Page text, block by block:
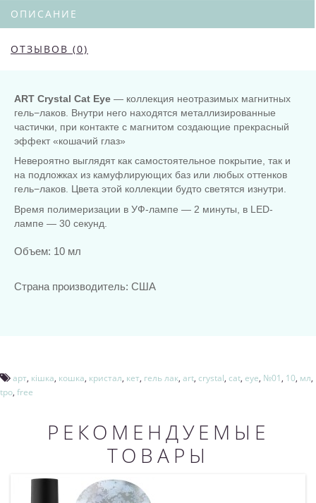
ОПИСАНИЕ
ОТЗЫВОВ (0)
ART Crystal Cat Eye — коллекция неотразимых магнитных
гель−лаков. Внутри него находятся металлизированные
частички, при контакте с магнитом создающие прекрасный
эффект «кошачий глаз»
Невероятно выглядят как самостоятельное покрытие, так и
на подложках из камуфлирующих баз или любых оттенков
гель−лаков. Цвета этой коллекции будто светятся изнутри.
Время полимеризации в УФ-лампе — 2 минуты, в LED-
лампе — 30 секунд.
Объем: 10 мл
Страна производитель: США
арт, кішка, кошка, кристал, кет, гель лак, art, crystal, cat, eye, №01 , 10, мл,
tpo, free
РЕКОМЕНДУЕМЫЕ
ТОВАРЫ